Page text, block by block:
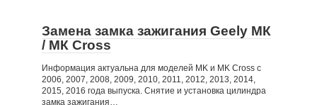
Замена замка зажигания Geely МК
/ МК Cross
Информация актуальна для моделей MK и MK Cross с
2006, 2007, 2008, 2009, 2010, 2011, 2012, 2013, 2014,
2015, 2016 года выпуска. Снятие и установка цилиндра
замка зажигания…